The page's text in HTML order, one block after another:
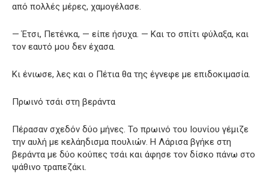
από πολλές μέρες, χαμογέλασε.
— Έτσι, Πετένκα, — είπε ήσυχα. — Και το σπίτι φύλαξα, και
τον εαυτό μου δεν έχασα.
Κι ένιωσε, λες και ο Πέτια θα της έγνεφε με επιδοκιμασία.
Πρωινό τσάι στη βεράντα
Πέρασαν σχεδόν δύο μήνες. Το πρωινό του Ιουνίου γέμιζε
την αυλή με κελάηδισμα πουλιών. Η Λάρισα βγήκε στη
βεράντα με δύο κούπες τσάι και άφησε τον δίσκο πάνω στο
ψάθινο τραπεζάκι.